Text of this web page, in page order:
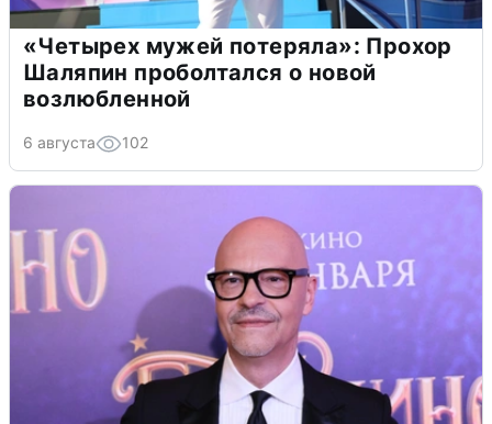
«Четырех мужей потеряла»: Прохор
Шаляпин проболтался о новой
возлюбленной
6 августа 102